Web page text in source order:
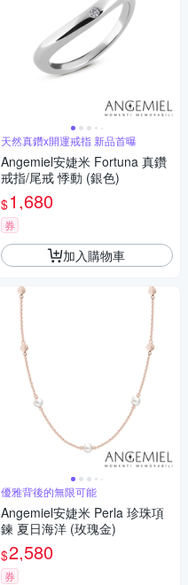
天然真鑽x開運戒指 新品首曝
Angemiel安婕米 Fortuna 真鑽
戒指/尾戒 悸動 (銀色)
$1,680
券
加入購物車
優雅背後的無限可能
Angemiel安婕米 Perla 珍珠項
鍊 夏日海洋 (玫瑰金)
$2,580
券